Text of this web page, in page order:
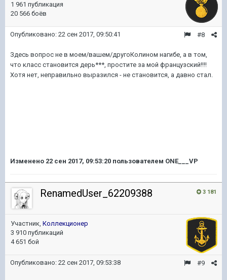
1 961 публикация
20 566 боёв
#8
Опубликовано: 22 сен 2017, 09:50:41
Здесь вопрос не в моем/вашем/другоКолином нагибе, а в том,
что класс становится дерь***, простите за мой французский!!!!
Хотя нет, неправильно выразился - не становится, а давно стал.
Изменено 22 сен 2017, 09:53:20 пользователем ONE___VP
3 181
RenamedUser_62209388
Участник, Коллекционер
3 910 публикаций
4 651 бой
#9
Опубликовано: 22 сен 2017, 09:53:38